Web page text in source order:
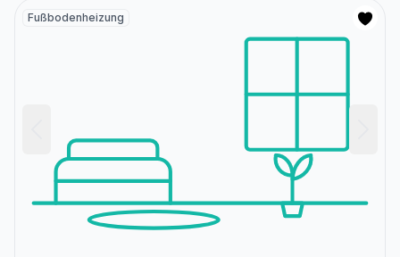
Fußbodenheizung